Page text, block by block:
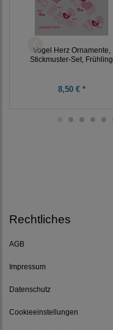
Vogel Herz Ornamente,
Stickmuster-Set, Frühling
8,50 € *
Rechtliches
AGB
Impressum
Datenschutz
Cookieeinstellungen